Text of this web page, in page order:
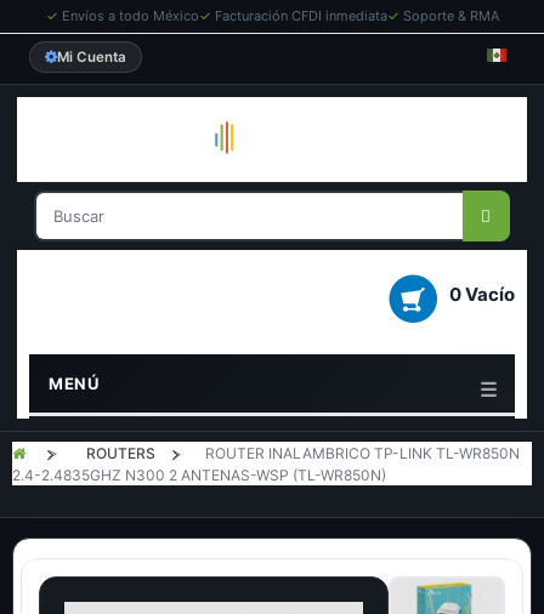
✓ Envíos a todo México✓ Facturación CFDI inmediata✓ Soporte & RMA
Mi Cuenta
0 Vacío
MENÚ
> ROUTERS >
ROUTER INALAMBRICO TP-LINK TL-WR850N
2.4-2.4835GHZ N300 2 ANTENAS-WSP (TL-WR850N)